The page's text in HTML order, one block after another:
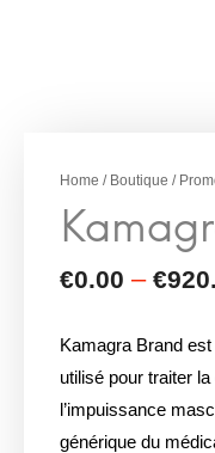
Home / Boutique /
Kamagra Brand
utilisé pour traiter
l’impuissance
générique du